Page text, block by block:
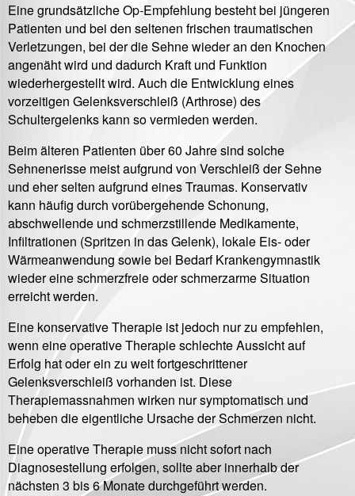
Eine grundsätzliche Op-Empfehlung besteht bei jüngeren
Patienten und bei den seltenen frischen traumatischen
Verletzungen, bei der die Sehne wieder an den Knochen
angenäht wird und dadurch Kraft und Funktion
wiederhergestellt wird. Auch die Entwicklung eines
vorzeitigen Gelenksverschleiß (Arthrose) des
Schultergelenks kann so vermieden werden.
Beim älteren Patienten über 60 Jahre sind solche
Sehnenerisse meist aufgrund von Verschleiß der Sehne
und eher selten aufgrund eines Traumas. Konservativ
kann häufig durch vorübergehende Schonung,
abschwellende und schmerzstillende Medikamente,
Infiltrationen (Spritzen in das Gelenk), lokale Eis- oder
Wärmeanwendung sowie bei Bedarf Krankengymnastik
wieder eine schmerzfreie oder schmerzarme Situation
erreicht werden.
Eine konservative Therapie ist jedoch nur zu empfehlen,
wenn eine operative Therapie schlechte Aussicht auf
Erfolg hat oder ein zu weit fortgeschrittener
Gelenksverschleiß vorhanden ist. Diese
Therapiemassnahmen wirken nur symptomatisch und
beheben die eigentliche Ursache der Schmerzen nicht.
Eine operative Therapie muss nicht sofort nach
Diagnosestellung erfolgen, sollte aber innerhalb der
nächsten 3 bis 6 Monate durchgeführt werden.